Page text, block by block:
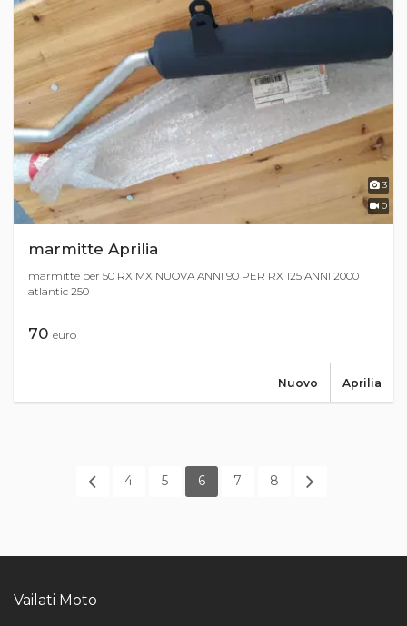
3
0
marmitte Aprilia
marmitte per 50 RX MX NUOVA ANNI 90 PER RX 125 ANNI 2000
atlantic 250
70 euro
Aprilia
Nuovo
4 5 6 7 8
Vailati Moto